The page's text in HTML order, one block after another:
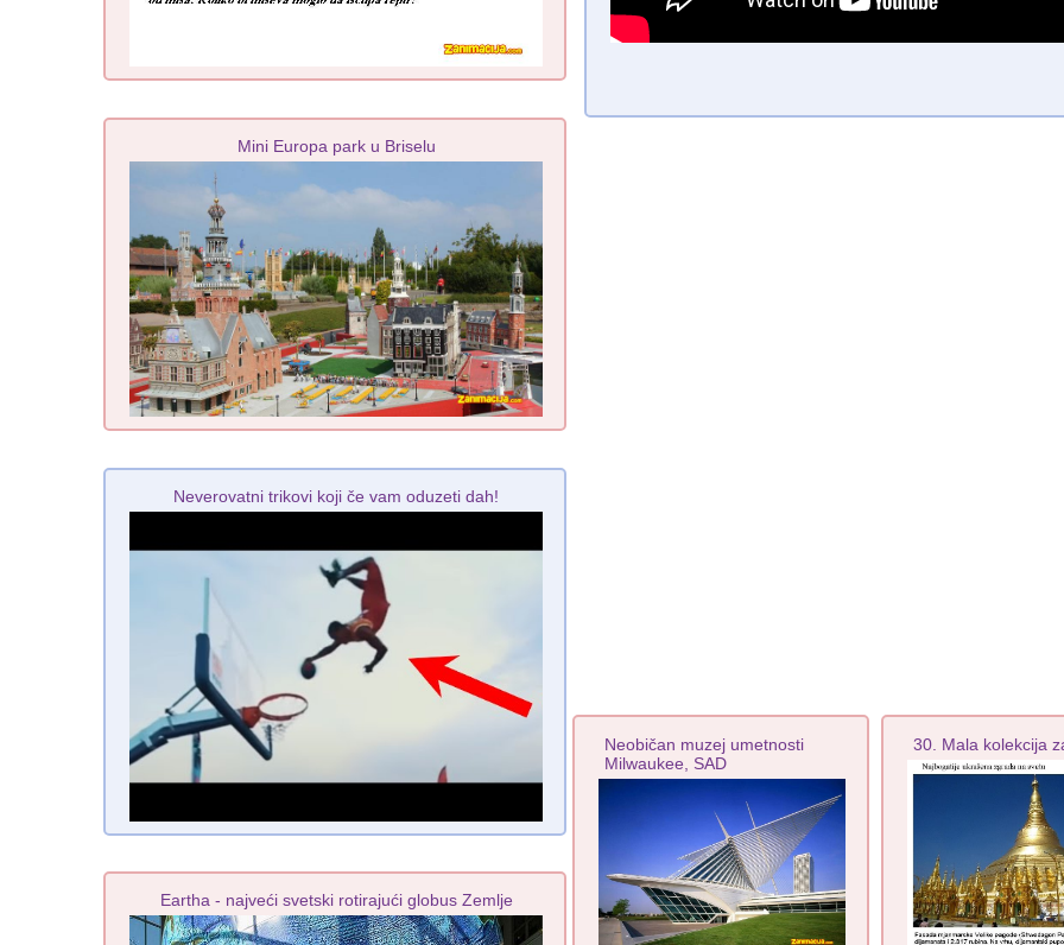
Neobičan muzej umetnosti
Milwaukee, SAD
30. Mala kolekcija
Mini Europa park u Briselu
Neverovatni trikovi koji če vam oduzeti dah!
Eartha - najveći svetski rotirajući globus Zemlje